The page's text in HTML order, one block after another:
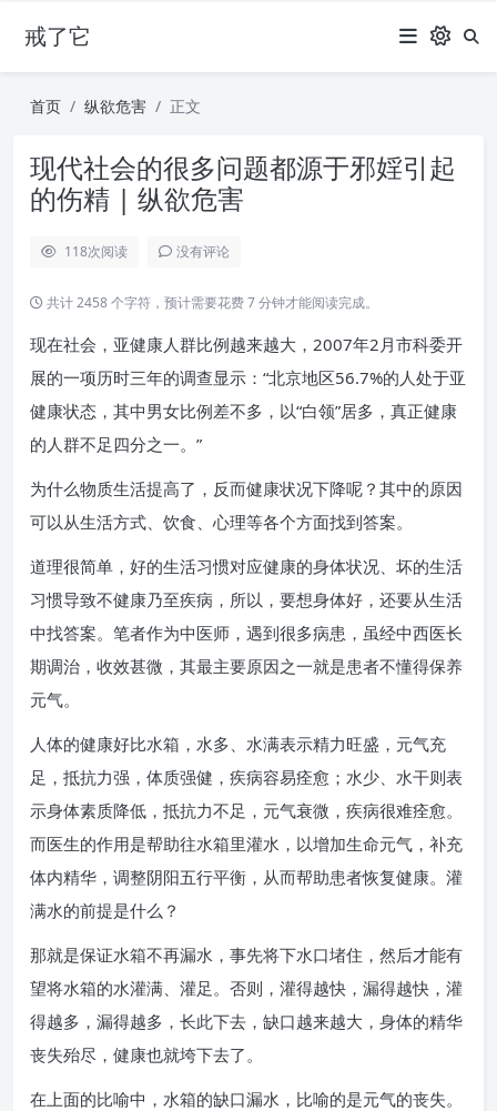
戒了它
首页 纵欲危害 正文
现代社会的很多问题都源于邪婬引起
的伤精 | 纵欲危害
118次阅读 没有评论
共计 2458 个字符，预计需要花费 7 分钟才能阅读完成。
现在社会，亚健康人群比例越来越大，2007年2月市科委开
展的一项历时三年的调查显示：“北京地区56.7%的人处于亚
健康状态，其中男女比例差不多，以“白领”居多，真正健康
的人群不足四分之一。”
为什么物质生活提高了，反而健康状况下降呢？其中的原因
可以从生活方式、饮食、心理等各个方面找到答案。
道理很简单，好的生活习惯对应健康的身体状况、坏的生活
习惯导致不健康乃至疾病，所以，要想身体好，还要从生活
中找答案。笔者作为中医师，遇到很多病患，虽经中西医长
期调治，收效甚微，其最主要原因之一就是患者不懂得保养
元气。
人体的健康好比水箱，水多、水满表示精力旺盛，元气充
足，抵抗力强，体质强健，疾病容易痊愈；水少、水干则表
示身体素质降低，抵抗力不足，元气衰微，疾病很难痊愈。
而医生的作用是帮助往水箱里灌水，以增加生命元气，补充
体内精华，调整阴阳五行平衡，从而帮助患者恢复健康。灌
满水的前提是什么？
那就是保证水箱不再漏水，事先将下水口堵住，然后才能有
望将水箱的水灌满、灌足。否则，灌得越快，漏得越快，灌
得越多，漏得越多，长此下去，缺口越来越大，身体的精华
丧失殆尽，健康也就垮下去了。
在上面的比喻中，水箱的缺口漏水，比喻的是元气的丧失。